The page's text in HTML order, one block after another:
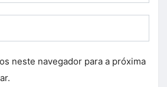
neste navegador para a próxima